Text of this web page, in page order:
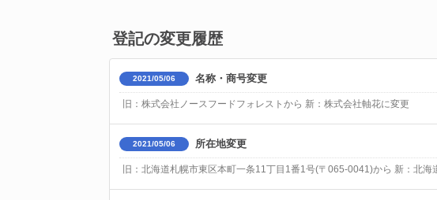
登記の変更履歴
2021/05/06 名称・商号変更
旧：株式会社ノースフードフォレストから 新：株式会社軸花に変更
2021/05/06 所在地変更
旧：北海道札幌市東区本町一条11丁目1番1号(〒065-0041)から 新：北